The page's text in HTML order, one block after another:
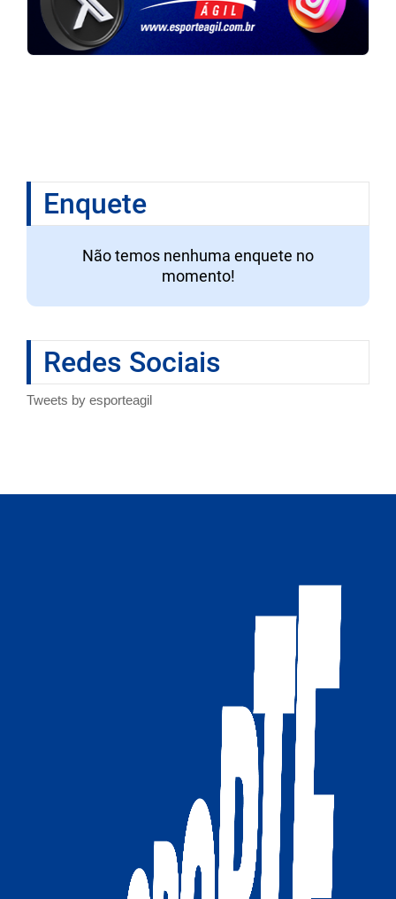
Enquete
Não temos nenhuma enquete no
momento!
Redes Sociais
Tweets by esporteagil